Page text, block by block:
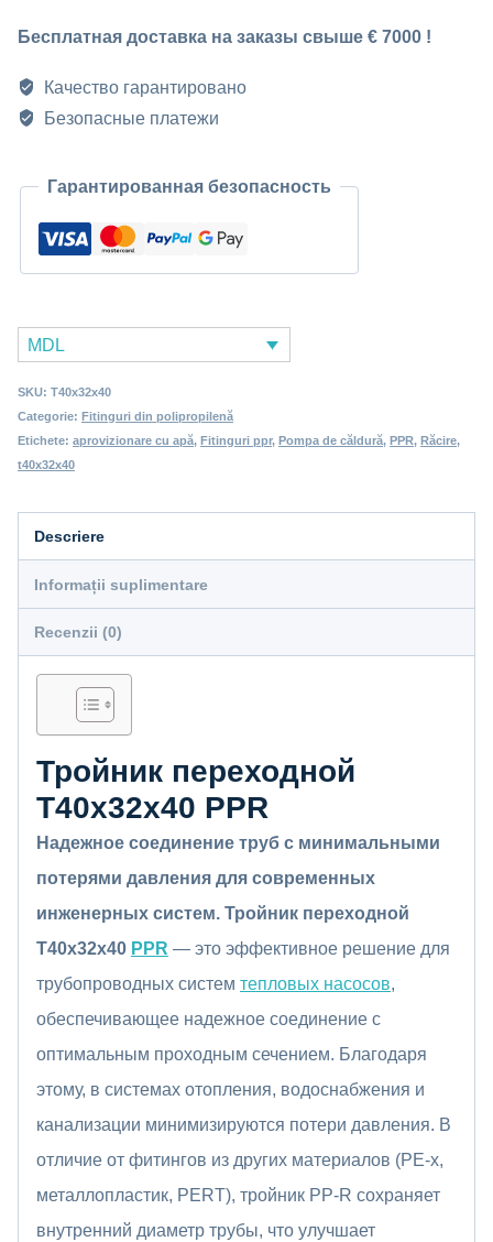
19 MDL.
Т40x32x40
Бесплатная доставка на заказы свыше € 7000 !
Качество гарантировано
Безопасные платежи
Гарантированная безопасность
MDL
SKU: Т40x32x40
Categorie: Fitinguri din polipropilenă
Etichete: aprovizionare cu apă, Fitinguri ppr, Pompa de căldură, PPR, Răcire,
t40x32x40
Descriere
Informații suplimentare
Recenzii (0)
Тройник переходной
Т40x32x40 PPR
Надежное соединение труб с минимальными
потерями давления для современных
инженерных систем. Тройник переходной
Т40x32x40 PPR — это эффективное решение для
трубопроводных систем тепловых насосов,
обеспечивающее надежное соединение с
оптимальным проходным сечением. Благодаря
этому, в системах отопления, водоснабжения и
канализации минимизируются потери давления. В
отличие от фитингов из других материалов (PE-x,
металлопластик, PERT), тройник PP-R сохраняет
внутренний диаметр трубы, что улучшает